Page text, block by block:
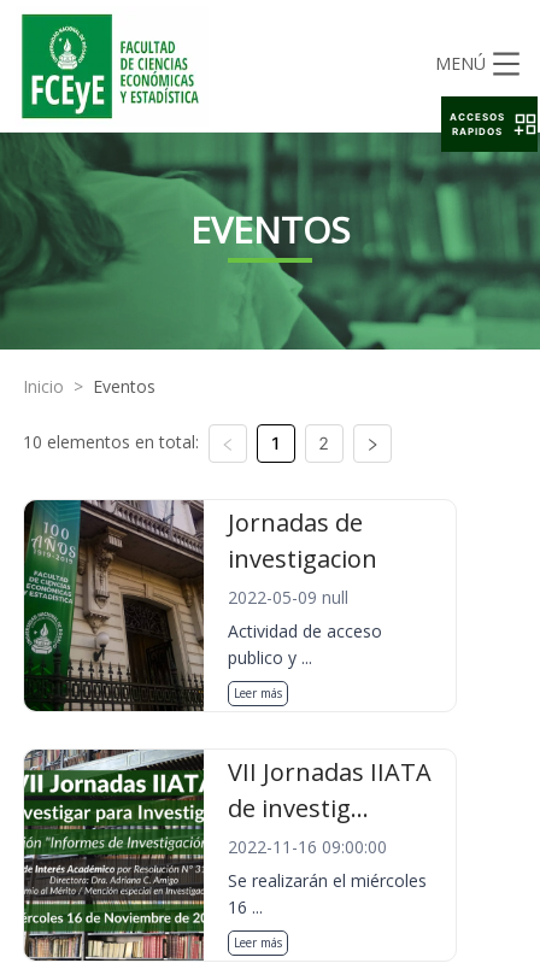
MENÚ
EVENTOS
Inicio > Eventos
10 elementos en total: 1 2
Jornadas de
investigacion
2022-05-09 null
Actividad de acceso
publico y ...
Leer más
VII Jornadas IIATA
de investig...
2022-11-16 09:00:00
Se realizarán el miércoles
16 ...
Leer más
ACCESOS
RAPIDOS